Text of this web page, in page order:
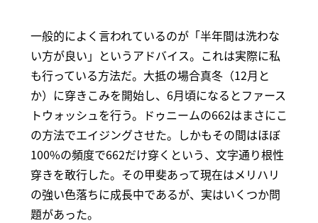
一般的によく言われているのが「半年間は洗わな
い方が良い」というアドバイス。これは実際に私
も行っている方法だ。大抵の場合真冬（12月と
か）に穿きこみを開始し、6月頃になるとファース
トウォッシュを行う。ドゥニームの662はまさにこ
の方法でエイジングさせた。しかもその間はほぼ
100%の頻度で662だけ穿くという、文字通り根性
穿きを敢行した。その甲斐あって現在はメリハリ
の強い色落ちに成長中であるが、実はいくつか問
題があった。